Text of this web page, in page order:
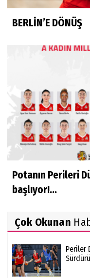
BERLİN’E DÖNÜŞ
Potanın Perileri
başlıyor!...
Çok Okunan
Periler